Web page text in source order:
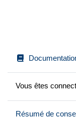
Vous êtes
Résumé de